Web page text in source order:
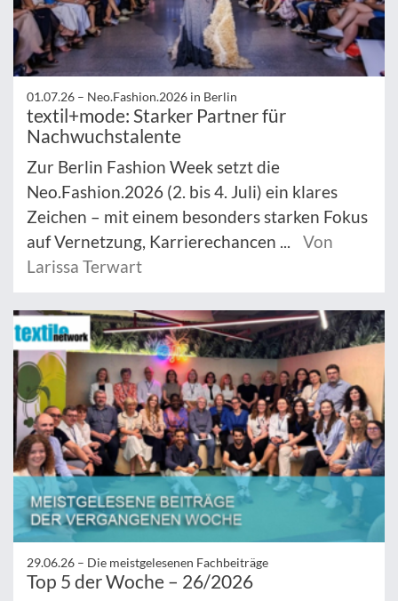
01.07.26 – Neo.Fashion.2026 in Berlin
textil+mode: Starker Partner für
Nachwuchstalente
Zur Berlin Fashion Week setzt die
Neo.Fashion.2026 (2. bis 4. Juli) ein klares
Zeichen – mit einem besonders starken Fokus
auf Vernetzung, Karrierechancen ...
Von
Larissa Terwart
29.06.26 – Die meistgelesenen Fachbeiträge
Top 5 der Woche – 26/2026